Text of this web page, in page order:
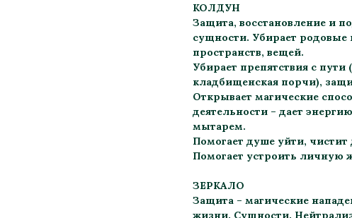
КОЛДУН
Защита, восстановление и
сущности. Убирает
пространств, вещей.
Убирает препятствия с
кладбищенская порчи),
Открывает магические
деятельности – дает
мытарем.
Помогает душе уйти,
Помогает устроить
ЗЕРКАЛО
Защита – магические
жизни. Сущности.